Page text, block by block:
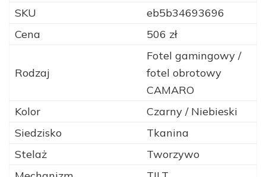
SKU
eb5b34693696
Cena
506 zł
Rodzaj
Fotel gamingowy /
fotel obrotowy
CAMARO
Kolor
Czarny / Niebieski
Siedzisko
Tkanina
Stelaż
Tworzywo